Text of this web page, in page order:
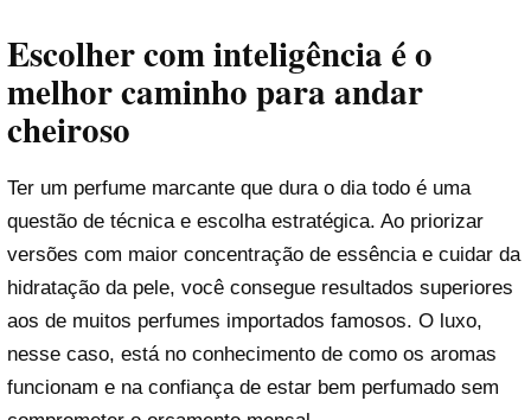
Escolher com inteligência é o
melhor caminho para andar
cheiroso
Ter um perfume marcante que dura o dia todo é uma
questão de técnica e escolha estratégica. Ao priorizar
versões com maior concentração de essência e cuidar da
hidratação da pele, você consegue resultados superiores
aos de muitos perfumes importados famosos. O luxo,
nesse caso, está no conhecimento de como os aromas
funcionam e na confiança de estar bem perfumado sem